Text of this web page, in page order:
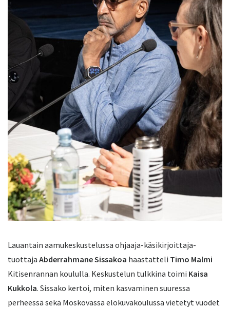
Lauantain aamukeskustelussa ohjaaja-käsikirjoittaja-
tuottaja Abderrahmane Sissakoa haastatteli Timo Malmi
Kitisenrannan koululla. Keskustelun tulkkina toimi Kaisa
Kukkola. Sissako kertoi, miten kasvaminen suuressa
perheessä sekä Moskovassa elokuvakoulussa vietetyt vuodet